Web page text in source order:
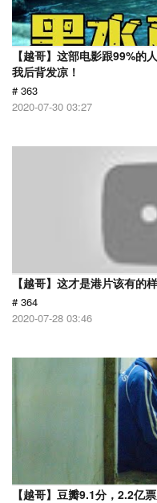
【越哥】这部电影跟99%的
我后背发凉！
# 363
2020-07-30 03:27
【越哥】这才是港片该有的
# 364
2020-07-28 03:46
【越哥】豆瓣9.1分，2.2亿